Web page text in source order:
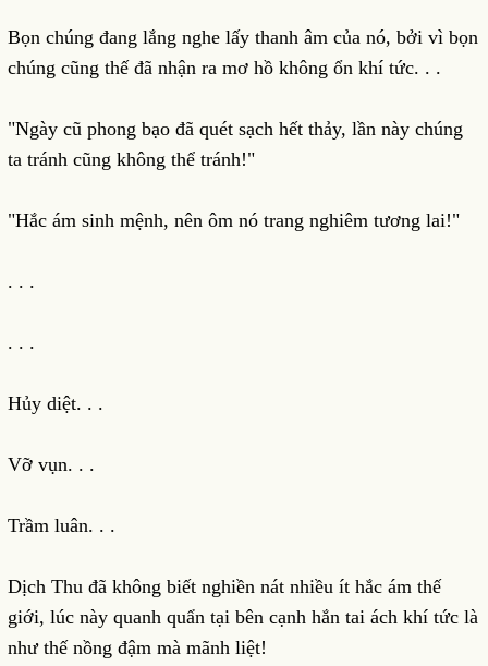
Bọn chúng đang lắng nghe lấy thanh âm của nó, bởi vì bọn
chúng cũng thế đã nhận ra mơ hồ không ổn khí tức. . .
"Ngày cũ phong bạo đã quét sạch hết thảy, lần này chúng
ta tránh cũng không thể tránh!"
"Hắc ám sinh mệnh, nên ôm nó trang nghiêm tương lai!"
. . .
. . .
Hủy diệt. . .
Vỡ vụn. . .
Trầm luân. . .
Dịch Thu đã không biết nghiền nát nhiều ít hắc ám thế
giới, lúc này quanh quẩn tại bên cạnh hắn tai ách khí tức là
như thế nồng đậm mà mãnh liệt!